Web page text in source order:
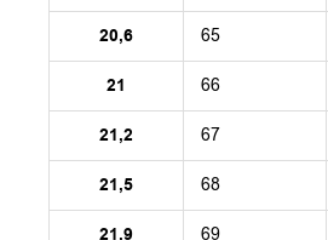
20,6 65
21 66
21,2 67
21,5 68
21,9 69